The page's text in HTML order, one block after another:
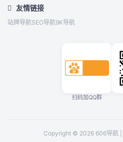
友情链接
站牌导航SEO导航9K导航
扫码加QQ群
Copyright © 2026 606导航 |